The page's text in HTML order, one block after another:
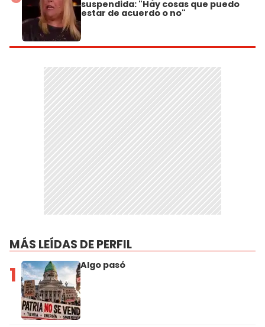
suspendida: "Hay cosas que puedo
estar de acuerdo o no"
MÁS LEÍDAS DE PERFIL
1 Algo pasó